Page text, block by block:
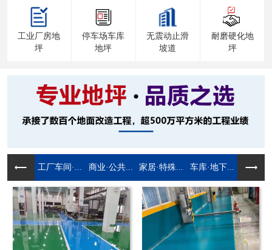
工业厂房地
坪
停车场车库
地坪
无震动止滑
坡道
耐磨硬化地
坪
工厂车间·... 商业·公共... 家居·特殊... 车库·地下...